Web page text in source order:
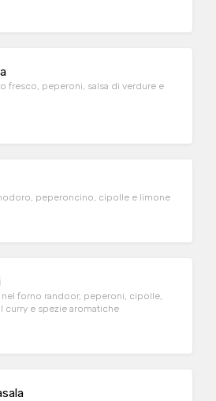
fresco, peperoni, salsa di verdure e
peperoncino, cipolle e limone
forno randoor, peperoni, cipolle,
curry e spezie aromatiche